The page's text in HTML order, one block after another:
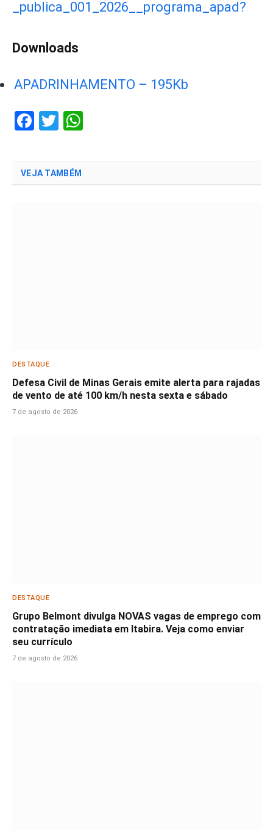
_publica_001_2026__programa_apad?
Downloads
APADRINHAMENTO – 195Kb
Facebook
Twitter
VEJA TAMBÉM
DESTAQUE
Defesa Civil de Minas Gerais emite alerta para rajadas
de vento de até 100 km/h nesta sexta e sábado
7 de agosto de 2026
DESTAQUE
Grupo Belmont divulga NOVAS vagas de emprego com
contratação imediata em Itabira. Veja como enviar
seu currículo
7 de agosto de 2026